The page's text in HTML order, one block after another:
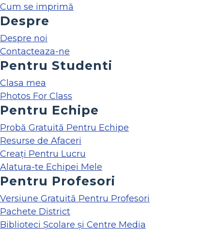
Cum se imprimă
Despre
Despre noi
Contacteaza-ne
Pentru Studenti
Clasa mea
Photos For Class
Pentru Echipe
Probă Gratuită Pentru Echipe
Resurse de Afaceri
Creați Pentru Lucru
Alatura-te Echipei Mele
Pentru Profesori
Versiune Gratuită Pentru Profesori
Pachete District
Biblioteci Școlare și Centre Media